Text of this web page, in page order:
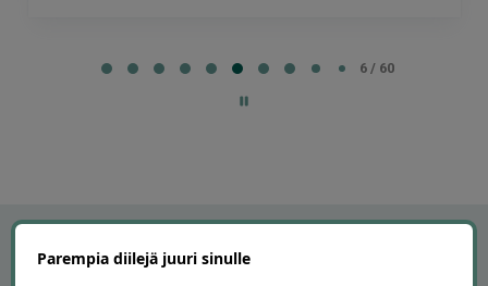
6 / 60
Parempia diilejä juuri sinulle